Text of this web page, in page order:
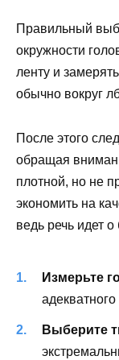
Правильный
окружности
ленту и
обычно вокруг
После этого
обращая
плотной, но не
экономить на
ведь речь идет
Измерьте
Выберите